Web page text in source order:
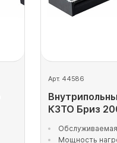
Арт. 44586
КЗТО Бриз
Мощность